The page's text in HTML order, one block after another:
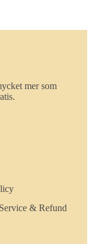
mer som
& Refund